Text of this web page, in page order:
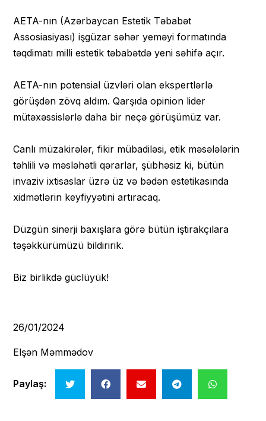
AETA-nın (Azərbaycan Estetik Təbabət
Assosiasiyası) işgüzar səhər yeməyi formatında
təqdimatı milli estetik təbabətdə yeni səhifə açır.
AETA-nın potensial üzvləri olan ekspertlərlə
görüşdən zövq aldım. Qarşıda opinion lider
mütəxəssislərlə daha bir neçə görüşümüz var.
Canlı müzakirələr, fikir mübadiləsi, etik məsələlərin
təhlili və məsləhətli qərarlar, şübhəsiz ki, bütün
invaziv ixtisaslar üzrə üz və bədən estetikasında
xidmətlərin keyfiyyətini artıracaq.
Düzgün sinerji baxışlara görə bütün iştirakçılara
təşəkkürümüzü bildiririk.
Biz birlikdə güclüyük!
26/01/2024
Elşən Məmmədov
Paylaş: